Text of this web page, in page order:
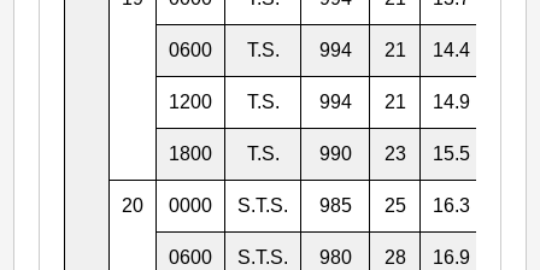
0600 T.S. 994 21 14.4
1200 T.S. 994 21 14.9
1800 T.S. 990 23 15.5
20 0000 S.T.S. 985 25 16.3
0600 S.T.S. 980 28 16.9